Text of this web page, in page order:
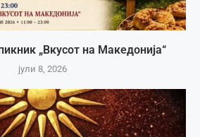
„Вкусот на Македонија“
јули 8, 2026